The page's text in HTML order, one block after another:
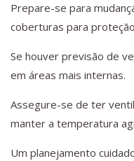
Prepare-se para
coberturas para
Se houver previsão de
em áreas mais internas.
Assegure-se de ter
manter a temperatura
Um planejamento